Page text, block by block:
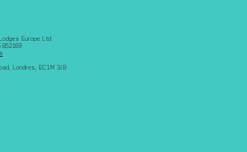
Europe Ltd
852169
Londres, EC1M 3JB